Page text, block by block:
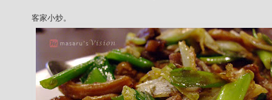
客家小炒。